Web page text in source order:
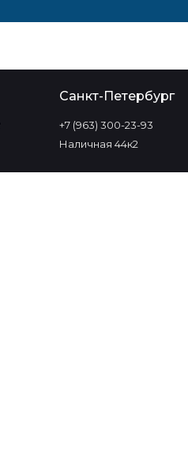
Санкт-Петербург
+7 (963) 300-23-93
Наличная 44к2